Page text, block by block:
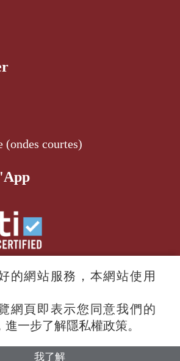
(ondes courtes)
Taiwan International).
All rights reserved.
的網站服務，本網站使用
網頁即表示您同意我們的
進一步了解隱私權政策。
我了解